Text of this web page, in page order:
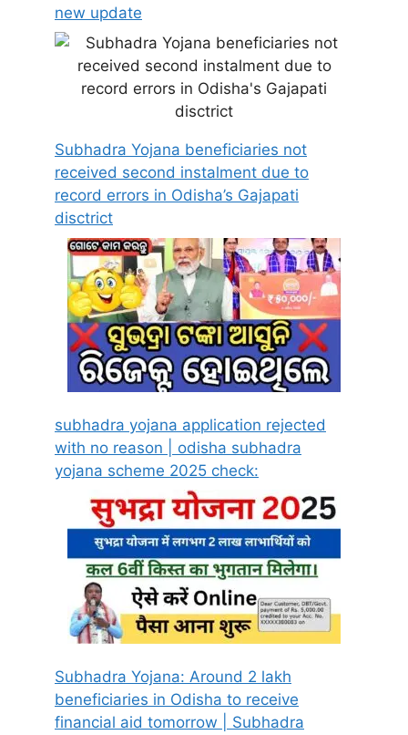
new update
Subhadra Yojana beneficiaries not
received second instalment due to
record errors in Odisha’s Gajapati
disctrict
subhadra yojana application rejected
with no reason | odisha subhadra
yojana scheme 2025 check:
Subhadra Yojana: Around 2 lakh
beneficiaries in Odisha to receive
financial aid tomorrow | Subhadra